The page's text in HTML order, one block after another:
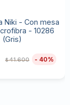
Niki - Con mesa
- 10286
(Gris)
$41.600 40